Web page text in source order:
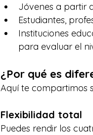
Jóvenes a partir
Estudiantes,
Instituciones
para evaluar el
¿Por qué es
Aquí te compartimos
Flexibilidad total
Puedes rendir los